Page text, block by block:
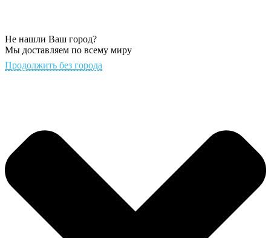
Не нашли Ваш город?
Мы доставляем по всему миру
Продолжить без города